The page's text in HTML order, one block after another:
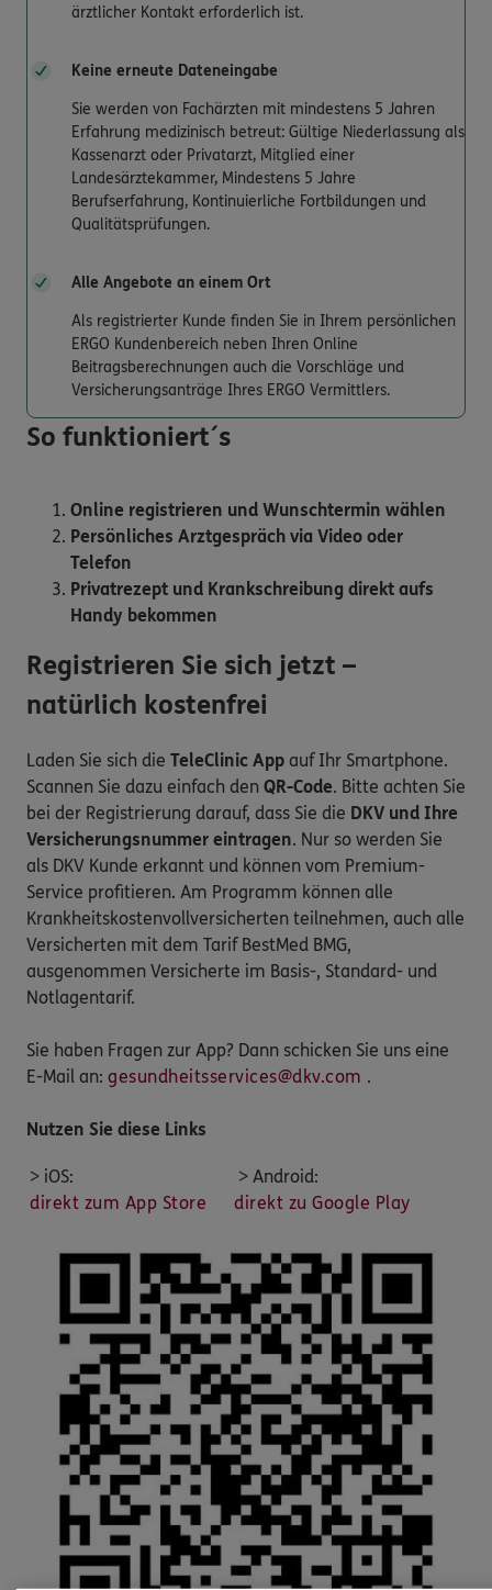
ärztlicher Kontakt erforderlich ist.
Keine erneute Dateneingabe
Sie werden von Fachärzten mit mindestens 5 Jahren
Erfahrung medizinisch betreut: Gültige Niederlassung als
Kassenarzt oder Privatarzt, Mitglied einer
Landesärztekammer, Mindestens 5 Jahre
Berufserfahrung, Kontinuierliche Fortbildungen und
Qualitätsprüfungen.
Alle Angebote an einem Ort
Als registrierter Kunde finden Sie in Ihrem persönlichen
ERGO Kundenbereich neben Ihren Online
Beitragsberechnungen auch die Vorschläge und
Versicherungsanträge Ihres ERGO Vermittlers.
So funktioniert´s
Online registrieren und Wunschtermin wählen
Persönliches Arztgespräch via Video oder
Telefon
Privatrezept und Krankschreibung direkt aufs
Handy bekommen
Registrieren Sie sich jetzt –
natürlich kostenfrei
Laden Sie sich die TeleClinic App auf Ihr Smartphone.
Scannen Sie dazu einfach den QR-Code. Bitte achten Sie
bei der Registrierung darauf, dass Sie die DKV und Ihre
Versicherungsnummer eintragen. Nur so werden Sie
als DKV Kunde erkannt und können vom Premium-
Service profitieren. Am Programm können alle
Krankheitskostenvollversicherten teilnehmen, auch alle
Versicherten mit dem Tarif BestMed BMG,
ausgenommen Versicherte im Basis-, Standard- und
Notlagentarif.
Sie haben Fragen zur App? Dann schicken Sie uns eine
E-Mail an: gesundheitsservices@dkv.com .
Nutzen Sie diese Links
> iOS:
direkt zum App Store
> Android:
direkt zu Google Play